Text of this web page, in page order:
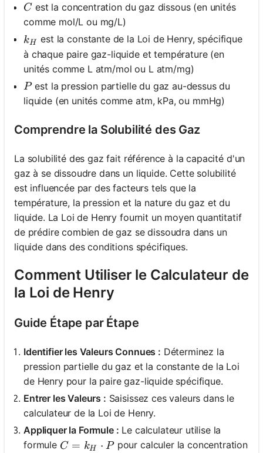
C
C est la concentration du gaz dissous (en unités
comme mol/L ou mg/L)
k_H
kH
est la constante de la Loi de Henry, spécifique
à chaque paire gaz-liquide et température (en
unités comme L atm/mol ou L atm/mg)
P
Pest la pression partielle du gaz au-dessus du
liquide (en unités comme atm, kPa, ou mmHg)
Comprendre la Solubilité des Gaz
La solubilité des gaz fait référence à la capacité d'un
gaz à se dissoudre dans un liquide. Cette solubilité
est influencée par des facteurs tels que la
température, la pression et la nature du gaz et du
liquide. La Loi de Henry fournit un moyen quantitatif
de prédire combien de gaz se dissoudra dans un
liquide dans des conditions spécifiques.
Comment Utiliser le Calculateur de
la Loi de Henry
Guide Étape par Étape
Identifier les Valeurs Connues : Déterminez la
pression partielle du gaz et la constante de la Loi
de Henry pour la paire gaz-liquide spécifique.
Entrer les Valeurs : Saisissez ces valeurs dans le
calculateur de la Loi de Henry.
Appliquer la Formule : Le calculateur utilise la
formule C = k_H \cdot P
C = kH ⋅ Ppour calculer la concentration